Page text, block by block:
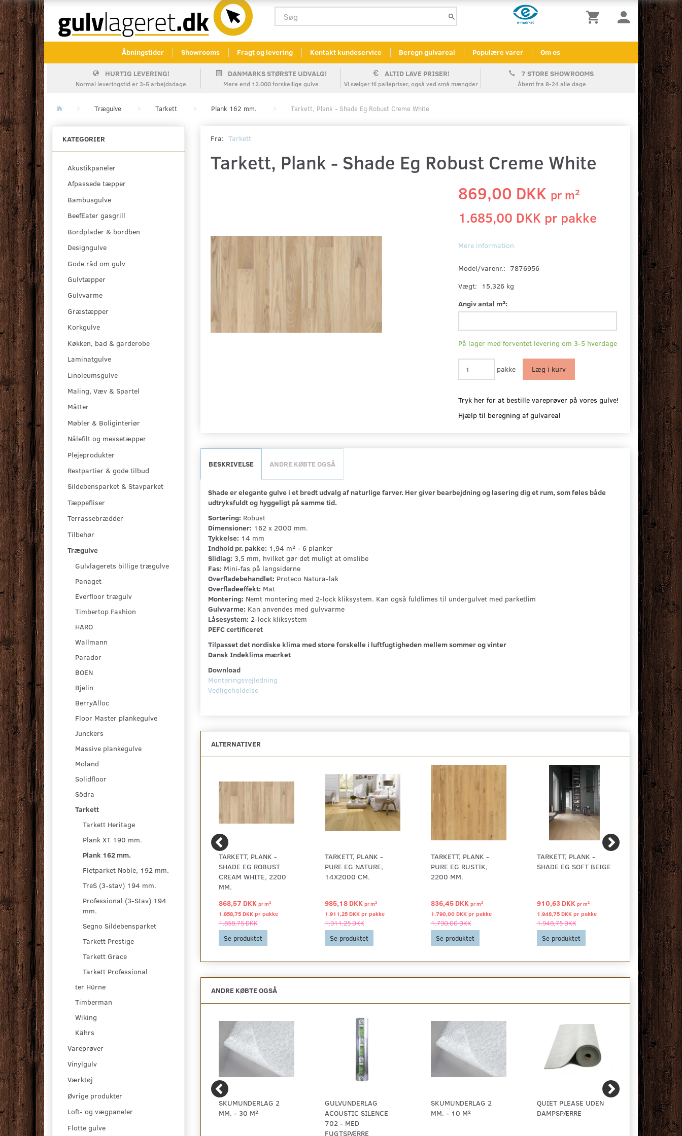
Åbningstider Showrooms Fragt og levering Kontakt kundeservice Beregn gulvareal Populære varer Om os
HURTIG LEVERING!
Normal leveringstid er 3-5 arbejdsdage
DANMARKS STØRSTE UDVALG!
Mere end 12.000 forskellige gulve
ALTID LAVE PRISER!
Vi sælger til pallepriser, også ved små mængder
7 STORE SHOWROOMS
Åbent fra 8-24 alle dage
Trægulve Tarkett Plank 162 mm. Tarkett, Plank - Shade Eg Robust Creme White
KATEGORIER
Akustikpaneler
Afpassede tæpper
Bambusgulve
BeefEater gasgrill
Bordplader & bordben
Designgulve
Gode råd om gulv
Gulvtæpper
Gulvvarme
Græstæpper
Korkgulve
Køkken, bad & garderobe
Laminatgulve
Linoleumsgulve
Maling, Væv & Spartel
Måtter
Møbler & Boliginteriør
Nålefilt og messetæpper
Plejeprodukter
Restpartier & gode tilbud
Sildebensparket & Stavparket
Tæppefliser
Terrassebrædder
Tilbehør
Trægulve
Gulvlagerets billige trægulve
Panaget
Everfloor trægulv
Timbertop Fashion
HARO
Wallmann
Parador
BOEN
Bjelin
BerryAlloc
Floor Master plankegulve
Junckers
Massive plankegulve
Moland
Solidfloor
Södra
Tarkett
Tarkett Heritage
Plank XT 190 mm.
Plank 162 mm.
Fletparket Noble, 192 mm.
TreS (3-stav) 194 mm.
Professional (3-Stav) 194
mm.
Segno Sildebensparket
Tarkett Prestige
Tarkett Grace
Tarkett Professional
ter Hürne
Timberman
Wiking
Kährs
Vareprøver
Vinylgulv
Værktøj
Øvrige produkter
Loft- og vægpaneler
Flotte gulve
Fra: Tarkett
Tarkett, Plank - Shade Eg Robust Creme White
869,00 DKK pr m2
1.685,00 DKK pr pakke
Mere information
Model/varenr.: 7876956
Vægt:
15,326 kg
Angiv antal m²:
På lager med forventet levering om 3-5 hverdage
pakke Læg i kurv
Tryk her for at bestille vareprøver på vores gulve!
Hjælp til beregning af gulvareal
BESKRIVELSE ANDRE KØBTE OGSÅ
Shade er elegante gulve i et bredt udvalg af naturlige farver. Her giver bearbejdning og lasering dig et rum, som føles både
udtryksfuldt og hyggeligt på samme tid.
Sortering: Robust
Dimensioner: 162 x 2000 mm.
Tykkelse: 14 mm
Indhold pr. pakke: 1,94 m² - 6 planker
Slidlag: 3,5 mm, hvilket gør det muligt at omslibe
Fas: Mini-fas på langsiderne
Overfladebehandlet: Proteco Natura-lak
Overfladeeffekt: Mat
Montering: Nemt montering med 2-lock kliksystem. Kan også fuldlimes til undergulvet med parketlim
Gulvvarme: Kan anvendes med gulvvarme
Låsesystem: 2-lock kliksystem
PEFC certificeret
Tilpasset det nordiske klima med store forskelle i luftfugtigheden mellem sommer og vinter
Dansk Indeklima mærket
Download
Monteringsvejledning
Vedligeholdelse
ALTERNATIVER
TARKETT, PLANK -
PURE EG RUSTIK
836,98 DKK
1.623,75 DKK pr
1.623,75 DKK
Se produktet
TARKETT, PLANK -
PURE EG ROBUST,
2000 MM.
846,96 DKK pr m2
1.812,50 DKK
Se produktet
TARKETT, PLANK -
SHADE EG ROBUST
CREAM WHITE, 2200
MM.
868,57 DKK prm2
1.858,75 DKK pr pakke
1.858,75 DKK
Se produktet
TARKETT, PLANK -
PURE EG NATURE,
14X2000 CM.
985,18 DKK prm2
1.911,25 DKK pr pakke
1.911,25 DKK
Se produktet
TARKETT, PLANK -
PURE EG RUSTIK,
2200 MM.
836,45 DKK prm2
1.790,00 DKK pr pakke
1.790,00 DKK
Se produktet
TARKETT, PLANK -
SHADE EG SOFT BEIGE
910,63 DKK prm2
1.948,75 DKK pr pakke
1.948,75 DKK
Se produktet
TARKETT,
SHADE ASK
WHITE
1.123,07
2.178,75 DKK
2.178,75 DKK
Se
ANDRE KØBTE OGSÅ
SKUMUNDERLAG MED
DAMPSPÆRRE 28,8 M²
PLANK, HVID MATLAK,
SKUMUNDERLAG 2
MM. - 30 M²
GULVUNDERLAG
ACOUSTIC SILENCE
702 - MED
FUGTSPÆRRE
SKUMUNDERLAG 2
MM. - 10 M²
QUIET PLEASE UDEN
DAMPSPÆRRE
SILENT PRO